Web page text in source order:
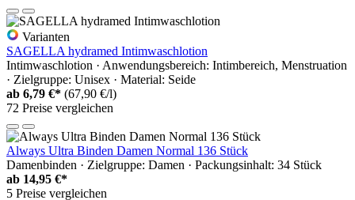
Varianten
SAGELLA hydramed Intimwaschlotion
Intimwaschlotion · Anwendungsbereich: Intimbereich, Menstruation
· Zielgruppe: Unisex · Material: Seide
ab 6,79 €* (67,90 €/l)
72 Preise vergleichen
Always Ultra Binden Damen Normal 136 Stück
Damenbinden · Zielgruppe: Damen · Packungsinhalt: 34 Stück
ab 14,95 €*
5 Preise vergleichen